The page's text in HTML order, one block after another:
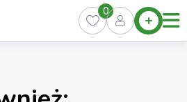
Home
Oferty
0